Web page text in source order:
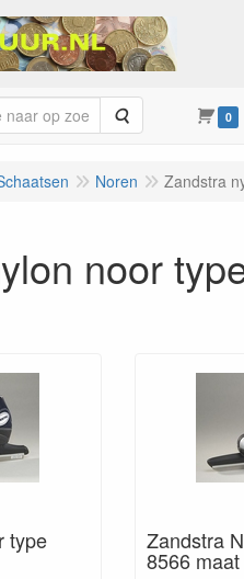
Zoeken 0
Noren Zandstra
noor
type Zandstra
8566